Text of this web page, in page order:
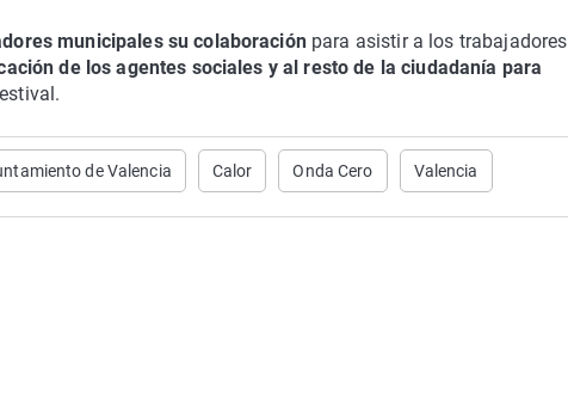
municipales su colaboraciónpara asistir a los trabajadores
de los agentes sociales y al resto de la ciudadanía para
de Valencia Calor Onda Cero Valencia